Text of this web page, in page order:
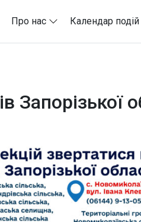
Про нас Календар подій
Запорізької